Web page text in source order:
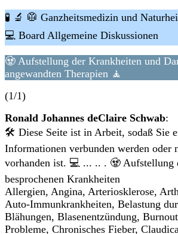
🧪 🔬 🥼 Ganzheitsmedizin und
💻 Board Allgemeine Diskussionen
🧟 Aufstellung der Krankheiten und
angewandten Therapien 🧘
(1/1)
Ronald Johannes deClaire Schwab:
🛠 Diese Seite ist in Arbeit, sodaß Sie
Informationen verbunden werden oder
vorhanden ist. 💻 ... .. . 🧟 Aufstellung
besprochenen Krankheiten
Allergien, Angina, Arteriosklerose,
Auto-Immunkrankheiten, Belastung
Blähungen, Blasenentzündung,
Probleme, Chronisches Fieber,